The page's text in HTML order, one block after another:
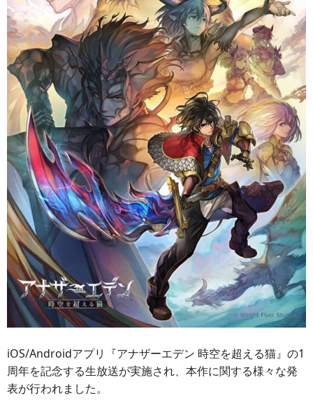
iOS/Androidアプリ『アナザーエデン 時空を超える猫』の1
周年を記念する生放送が実施され、本作に関する様々な発
表が行われました。